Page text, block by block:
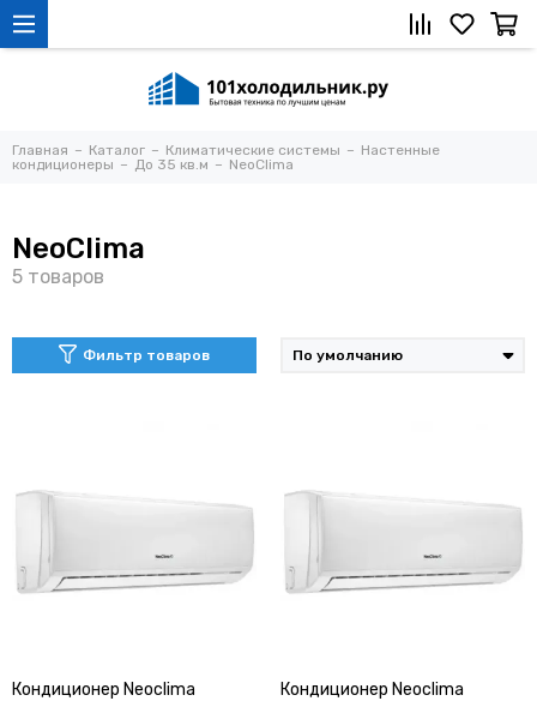
Главная Каталог Климатические системы
Настенные
кондиционеры
До 35 кв.м NeoClima
NeoClima
Фильтр товаров
Кондиционер Neoclima
Кондиционер Neoclima